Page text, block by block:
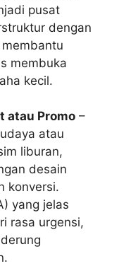
pusat
dengan
membuka
kecil.
atau Promo –
atau
liburan,
desain
konversi.
yang jelas
rasa urgensi,